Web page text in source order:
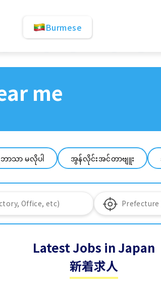
Burmese
me
ဘာသာ မလိုပါ အွန်လိုင်းအင်တာဗျူး
Latest Jobs in Japan
新着求人